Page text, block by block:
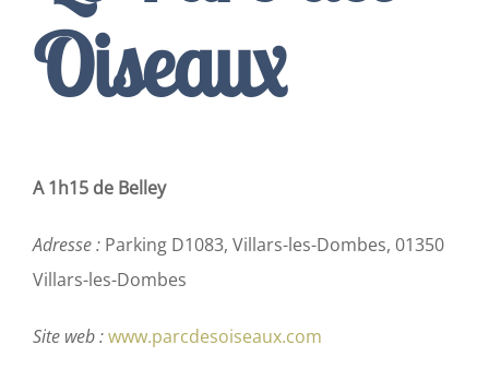
Contact
Oiseaux
A 1h15 de Belley
Adresse : Parking D1083, Villars-les-Dombes, 01350
Villars-les-Dombes
Site web :www.parcdesoiseaux.com